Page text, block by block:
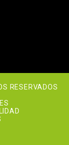
RESERVADOS